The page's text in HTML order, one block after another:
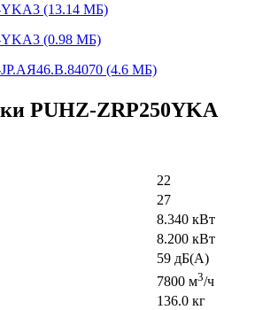
(13.14 МБ)
(0.98 МБ)
(4.6 МБ)
PUHZ-ZRP250YKA
22
27
8.340 кВт
8.200 кВт
59 дБ(А)
7800 м3/ч
136.0 кг